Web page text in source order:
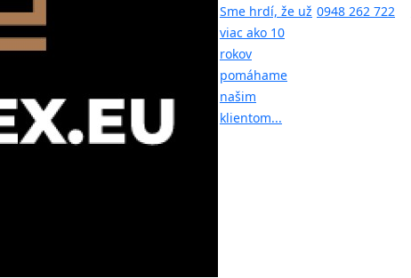
Sme hrdí, že už
viac ako 10
rokov
pomáhame
našim
klientom...
0948 262 722